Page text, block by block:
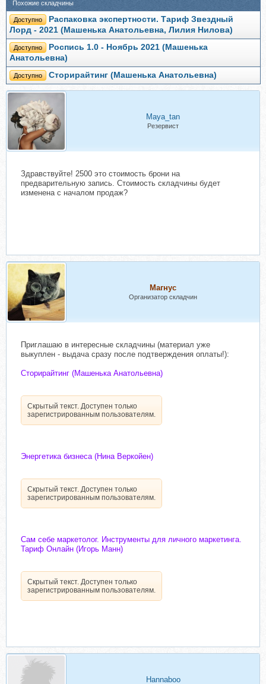
Похожие складчины
Доступно
Распаковка экспертности. Тариф Звездный
Лорд - 2021 (Машенька Анатольевна, Лилия Нилова)
Доступно
Роспись 1.0 - Ноябрь 2021 (Машенька
Анатольевна)
Доступно Сторирайтинг (Машенька Анатольевна)
Maya_tan
Резервист
Здравствуйте! 2500 это стоимость брони на
предварительную запись. Стоимость складчины будет
изменена с началом продаж?
Магнус
Организатор складчин
Приглашаю в интересные складчины (материал уже
выкуплен - выдача сразу после подтверждения оплаты!):
Сторирайтинг (Машенька Анатольевна)
Скрытый текст. Доступен только
зарегистрированным пользователям.
Энергетика бизнеса (Нина Веркойен)
Скрытый текст. Доступен только
зарегистрированным пользователям.
Сам себе маркетолог. Инструменты для личного маркетинга.
Тариф Онлайн (Игорь Манн)
Скрытый текст. Доступен только
зарегистрированным пользователям.
Hannaboo